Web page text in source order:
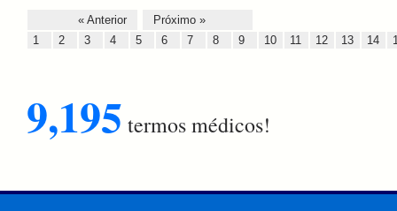
« Anterior
Próximo »
1
2 3 4 5 6 7 8 9 10 11 12 13 14
9,195 termos médicos!